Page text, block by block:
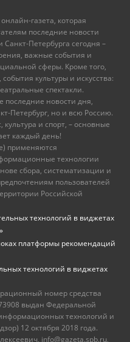
газета, которая
последние новости
Петербурга сегодня –
важные события и
сферы. Кроме того,
культуры и искусства:
спектакли.
последние новости дня,
Петербург, но и всю Россию.
и спорт, – основные
каждый день!
применяются
технологии
сбора, систематизации и
пользователей
Российской
технологий в виджетах
платформы рекомендаций
технологий в виджетах
номер средства
выдан Федеральной
технологий и
12 октября 2018 года.
info@gazeta.spb.ru,